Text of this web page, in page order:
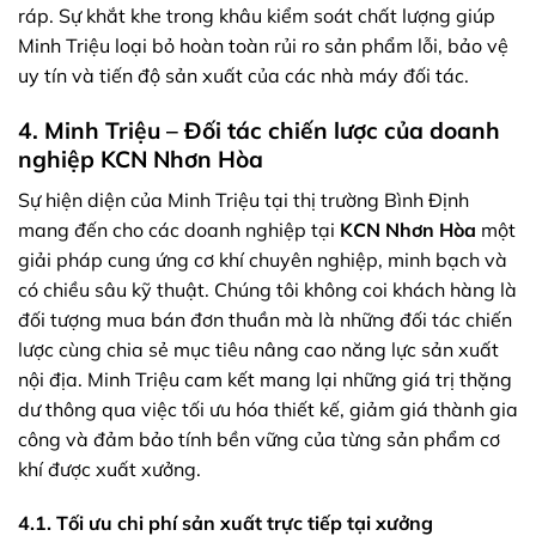
ráp. Sự khắt khe trong khâu kiểm soát chất lượng giúp
Minh Triệu loại bỏ hoàn toàn rủi ro sản phẩm lỗi, bảo vệ
uy tín và tiến độ sản xuất của các nhà máy đối tác.
4. Minh Triệu – Đối tác chiến lược của doanh
nghiệp KCN Nhơn Hòa
Sự hiện diện của Minh Triệu tại thị trường Bình Định
mang đến cho các doanh nghiệp tại KCN Nhơn Hòa một
giải pháp cung ứng cơ khí chuyên nghiệp, minh bạch và
có chiều sâu kỹ thuật. Chúng tôi không coi khách hàng là
đối tượng mua bán đơn thuần mà là những đối tác chiến
lược cùng chia sẻ mục tiêu nâng cao năng lực sản xuất
nội địa. Minh Triệu cam kết mang lại những giá trị thặng
dư thông qua việc tối ưu hóa thiết kế, giảm giá thành gia
công và đảm bảo tính bền vững của từng sản phẩm cơ
khí được xuất xưởng.
4.1. Tối ưu chi phí sản xuất trực tiếp tại xưởng